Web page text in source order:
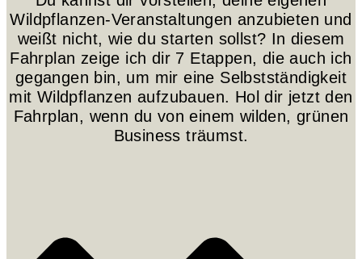
Wildpflanzen-Veranstaltungen anzubieten und
weißt nicht, wie du starten sollst? In diesem
Fahrplan zeige ich dir 7 Etappen, die auch ich
gegangen bin, um mir eine Selbstständigkeit
mit Wildpflanzen aufzubauen. Hol dir jetzt den
Fahrplan, wenn du von einem wilden, grünen
Business träumst.